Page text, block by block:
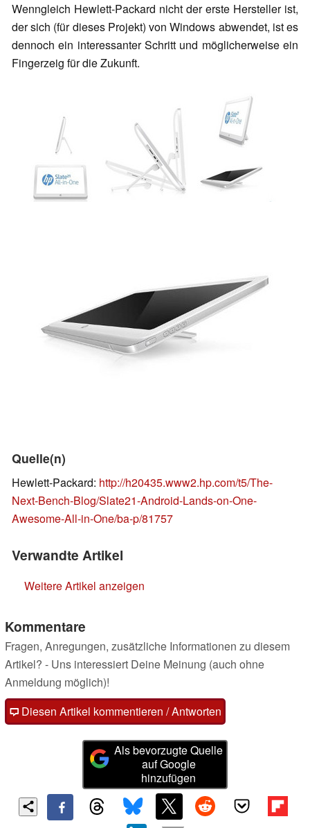
Wenngleich Hewlett-Packard nicht der erste Hersteller ist,
der sich (für dieses Projekt) von Windows abwendet, ist es
dennoch ein interessanter Schritt und möglicherweise ein
Fingerzeig für die Zukunft.
Quelle(n)
Hewlett-Packard: http://h20435.www2.hp.com/t5/The-
Next-Bench-Blog/Slate21-Android-Lands-on-One-
Awesome-All-in-One/ba-p/81757
Verwandte Artikel
Weitere Artikel anzeigen
Kommentare
Fragen, Anregungen, zusätzliche Informationen zu diesem
Artikel? - Uns interessiert Deine Meinung (auch ohne
Anmeldung möglich)!
Diesen Artikel kommentieren / Antworten
Als bevorzugte Quelle
auf Google
hinzufügen